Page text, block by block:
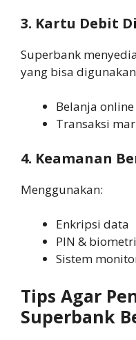
3. Kartu Debit
Superbank
yang bisa
Belanja online
Transaksi
4. Keamanan
Menggunakan:
Enkripsi data
PIN &
Sistem
Tips Agar
Superbank